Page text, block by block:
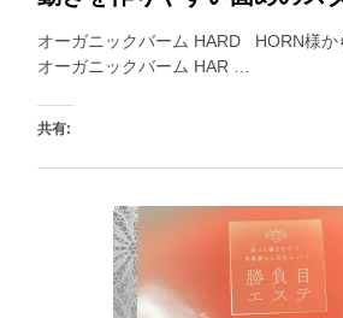
オーガニックバーム HARD HORN様か
オーガニックバーム HAR …
共有: